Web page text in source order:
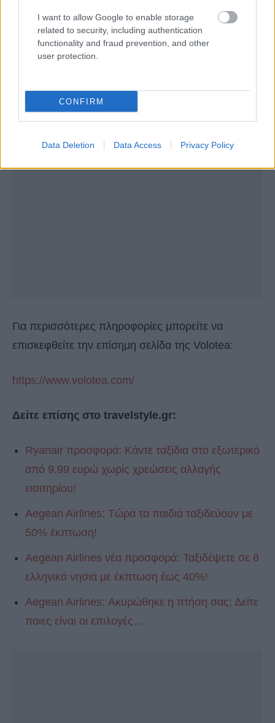
I want to allow Google to enable storage
related to security, including authentication
functionality and fraud prevention, and other
user protection.
CONFIRM
Data Deletion Data Access Privacy Policy
συγκεκριμένες ημέρες, οι τιμές και για τις άλλες
μέρες κυμαίνονται στα 27,18- 43,17 ευρώ το
ακριβότερο.
Για περισσότερες πληροφορίες μπορείτε να
επισκεφθείτε την επίσημη σελίδα της Volotea:
https://www.volotea.com/
Δείτε επίσης στο travelstyle.gr:
Ryanair προσφορά: Κάντε ταξίδια στο εξωτερικό
από 9,99 ευρώ χωρίς χρεώσεις αλλαγής
εισιτηρίου!
Aegean Airlines: Τώρα τα παιδιά ταξιδεύουν με
50% έκπτωση!
Aegean Airlines νέα προσφορά: Ταξιδέψετε σε 8
ελληνικά νησιά με έκπτωση έως 40%!
Aegean Airlines: Ακυρώθηκε η πτήση σας; Δείτε
ποιες είναι οι επιλογές…